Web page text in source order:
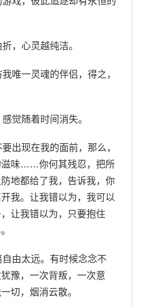
，心灵越纯洁。
唯一灵魂的伴侣，得之，
觉随着时间消失。
出现在我的面前，那么，
滋味……你何其残忍，把所
地都给了我，告诉我，你
我。让我错以为，我可以
让我错以为，只要抱住
由太远。有时候念念不
豫，一次背叛，一次意
切，烟消云散。